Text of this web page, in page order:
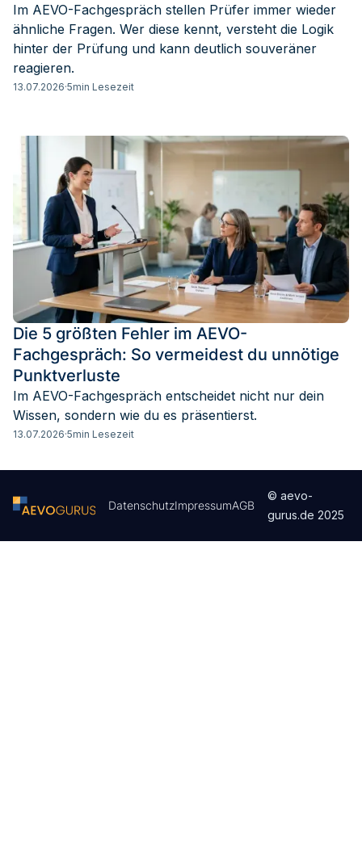
Im AEVO-Fachgespräch stellen Prüfer immer wieder
ähnliche Fragen. Wer diese kennt, versteht die Logik
hinter der Prüfung und kann deutlich souveräner
reagieren.
13.07.2026·5min Lesezeit
Die 5 größten Fehler im AEVO-
Fachgespräch: So vermeidest du unnötige
Punktverluste
Im AEVO-Fachgespräch entscheidet nicht nur dein
Wissen, sondern wie du es präsentierst.
13.07.2026·5min Lesezeit
DatenschutzImpressumAGB
© aevo-
gurus.de 2025